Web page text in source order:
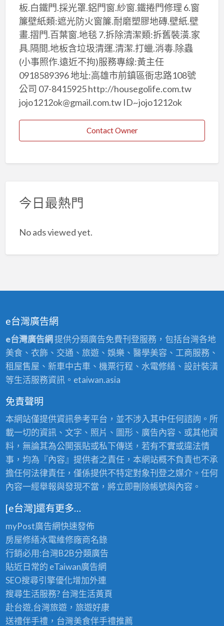
板.白鐵門.採光罩.鋁門窗.紗窗.鐵捲門修理 6.窗
簾壁紙類:遮光防火窗簾.耐磨塑膠地磚.壁紙.壁
畫.摺門.百葉窗.地毯 7.拆除清潔類:拆舊裝潢.家
具.隔間.地板含垃圾清運.清潔.打蠟.消毒.除蟲
(小事照作.遠近不拘)服務專線:黃主任
0918589396 地址:高雄市前鎮區衙忠路108號
公司 07-8415925 http://housegolife.com.tw
jojo1212ok@gmail.com.tw ID~jojo1212ok
Contact Owner
今日最熱門
No ads viewed yet.
e台灣廣告網
e台灣廣告網提供分類廣告免費刊登服務，包括台灣各地
美食、衣飾、交通、旅遊、娛樂、醫學美容、工商服務、
租屋售屋、新車中古車、機票行程、水電修繕、設計裝潢
等生活服務資訊。etaiwan.asia
免責聲明
本網站僅提供資訊參考平台，並不涉入其中任何諮詢。所
載一切的資訊、文字、照片、圖形、廣告內容、或其他資
料，無論其為公開張貼或私下傳送，若有不實或違法情
事，均為『內容』提供者之責任，本網站概不負責也不承
擔任何法律責任，僅係提供不特定對象刊登之媒介。任何
內容一經舉報與發現不當，將立即刪除帳號與內容。
[e台灣]還有更多…
myPost廣告網快速發佈
房屋修繕水電維修廠商名錄
行銷必用:台灣B2B分類廣告
貼近日常的 eTaiwan廣告網
SEO搜尋引擎優化增加外連
搜尋生活服務? 台灣生活黃頁
赴台遊,台灣旅遊，旅遊好康
送禮伴手禮，台灣美食伴手禮推薦